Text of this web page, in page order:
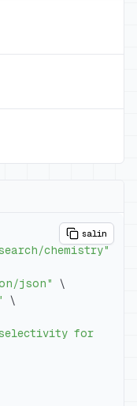
salin
chemistry"
json"
\
\